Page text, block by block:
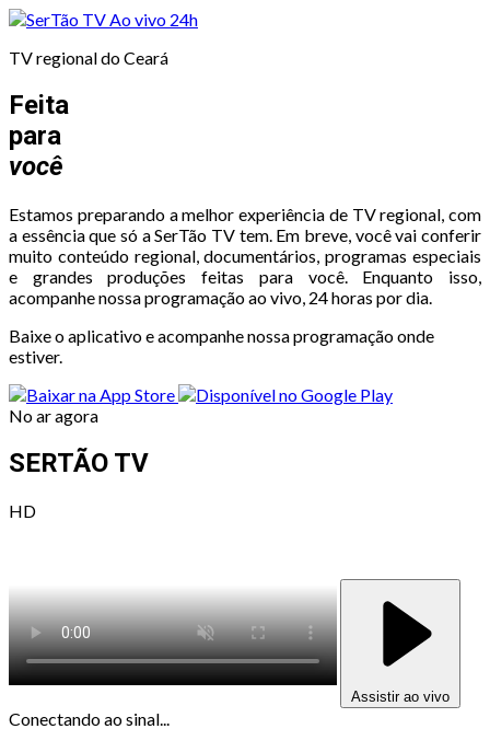
Ao vivo 24h
TV regional do Ceará
Feita
para
você
Estamos preparando a melhor experiência de TV regional, com
a essência que só a SerTão TV tem. Em breve, você vai conferir
muito conteúdo regional, documentários, programas especiais
e grandes produções feitas para você. Enquanto isso,
acompanhe nossa programação ao vivo, 24 horas por dia.
Baixe o aplicativo e acompanhe nossa programação onde
estiver.
No ar agora
SERTÃO TV
HD
Assistir ao vivo
Conectando ao sinal...